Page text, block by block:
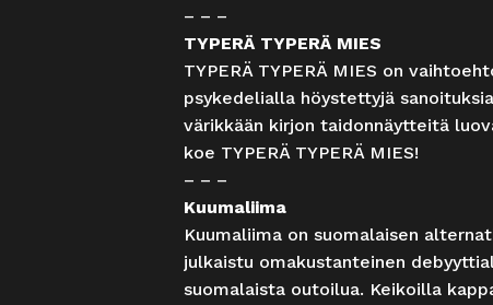
– – –
TYPERÄ TYPERÄ MIES
TYPERÄ TYPERÄ MIES on
psykedelialla höystettyjä
värikkään kirjon taidonnäytteitä
koe TYPERÄ TYPERÄ MIES!
– – –
Kuumaliima
Kuumaliima on suomalaisen
julkaistu omakustanteinen
suomalaista outoilua. Keikoilla